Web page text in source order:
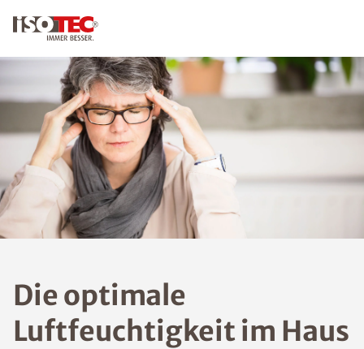
Die optimale
Luftfeuchtigkeit im Haus